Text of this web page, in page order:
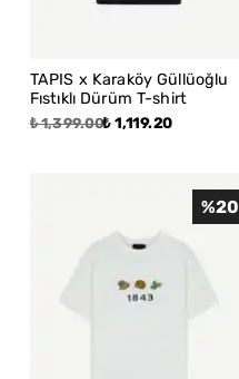
TAPIS x Karaköy Güllüoğlu
Fıstıklı Dürüm T-shirt
₺ 1,399.00₺ 1,119.20
%20